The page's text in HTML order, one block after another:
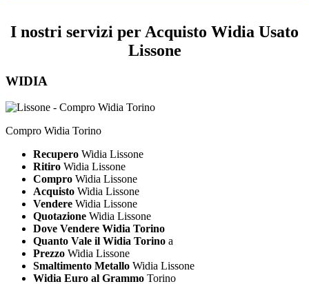
I nostri servizi per Acquisto Widia Usato
Lissone
WIDIA
Compro Widia Torino
Recupero Widia Lissone
Ritiro Widia Lissone
Compro Widia Lissone
Acquisto Widia Lissone
Vendere Widia Lissone
Quotazione Widia Lissone
Dove Vendere Widia Torino
Quanto Vale il Widia Torino a
Prezzo Widia Lissone
Smaltimento Metallo Widia Lissone
Widia Euro al Grammo Torino